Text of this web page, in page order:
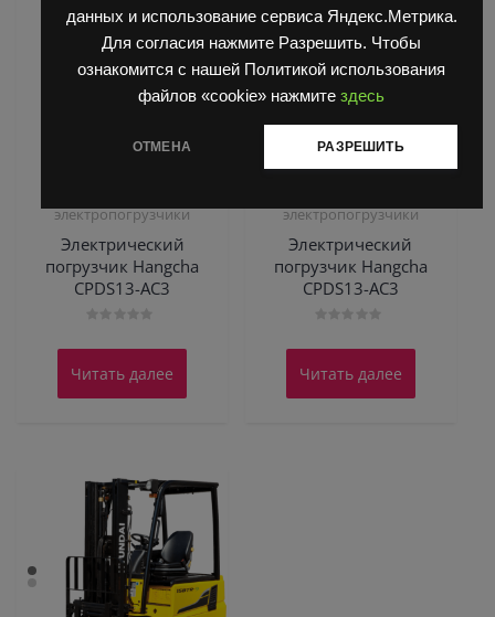
данных и использование сервиса Яндекс.Метрика.
Для согласия нажмите Разрешить. Чтобы
ознакомится с нашей Политикой использования
файлов «cookie» нажмите здесь
ОТМЕНА РАЗРЕШИТЬ
электропогрузчики
Электрический
погрузчик Hangcha
CPDS13-AC3
0
5
Читать далее
электропогрузчики
Электрический
погрузчик Hangcha
CPDS13-AC3
0
5
Читать далее